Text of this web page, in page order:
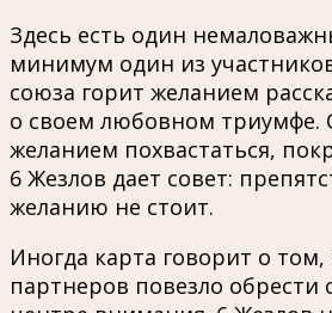
Здесь есть один
минимум один из
союза горит желанием
о своем любовном триумфе.
желанием похвастаться,
6 Жезлов дает совет:
желанию не стоит.
Иногда карта говорит о
партнеров повезло обрести